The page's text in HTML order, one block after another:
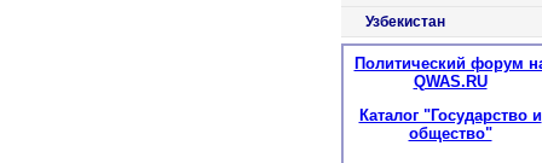
Узбекистан
Политический форум
QWAS.RU
Каталог "Государство и
общество"